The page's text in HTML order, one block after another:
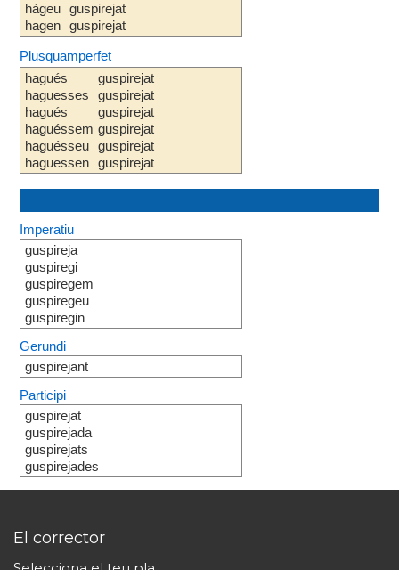
hàgeu
hagen
guspirejat
guspirejat
Plusquamperfet
hagués
haguesses
hagués
haguéssem
haguésseu
haguessen
guspirejat
guspirejat
guspirejat
guspirejat
guspirejat
guspirejat
Imperatiu
guspireja
guspiregi
guspiregem
guspiregeu
guspiregin
Gerundi
guspirejant
Participi
guspirejat
guspirejada
guspirejats
guspirejades
El corrector